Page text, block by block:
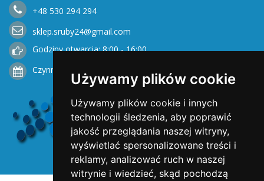
Używamy plików cookie
Używamy plików cookie i innych
technologii śledzenia, aby poprawić
jakość przeglądania naszej witryny,
wyświetlać spersonalizowane treści i
reklamy, analizować ruch w naszej
witrynie i wiedzieć, skąd pochodzą
+48 530 294 294
sklep.sruby24@gmail.com
Godziny otwarcia: 8:00 - 16:00
Czynne od Poniedziałku do Piątku